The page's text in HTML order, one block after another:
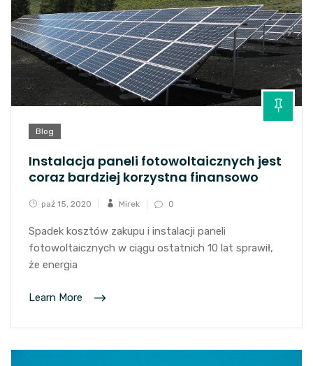
Blog
Instalacja paneli fotowoltaicznych jest
coraz bardziej korzystna finansowo
paź 15, 2020 Mirek 0
Spadek kosztów zakupu i instalacji paneli
fotowoltaicznych w ciągu ostatnich 10 lat sprawił,
że energia
Learn More